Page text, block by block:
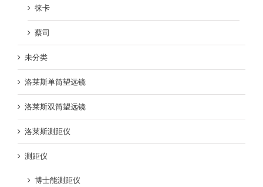
徕卡
蔡司
未分类
洛莱斯单筒望远镜
洛莱斯双筒望远镜
洛莱斯测距仪
测距仪
博士能测距仪